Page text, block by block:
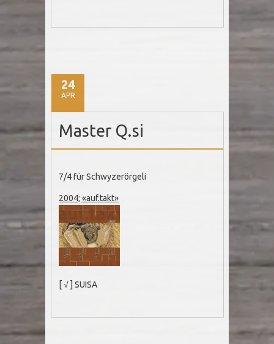
24
APR
Master Q.si
7/4 für Schwyzerörgeli
2004; «auf.takt»
[ √ ] SUISA